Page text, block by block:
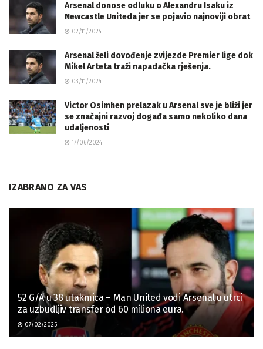
Arsenal donose odluku o Alexandru Isaku iz
Newcastle Uniteda jer se pojavio najnoviji obrat
02/11/2024
Arsenal želi dovođenje zvijezde Premier lige dok
Mikel Arteta traži napadačka rješenja.
03/11/2024
Victor Osimhen prelazak u Arsenal sve je bliži jer
se značajni razvoj događa samo nekoliko dana
udaljenosti
17/06/2024
IZABRANO ZA VAS
52 G/A u 38 utakmica – Man United vodi Arsenal u utrci
za uzbudljiv transfer od 60 miliona eura.
07/02/2025